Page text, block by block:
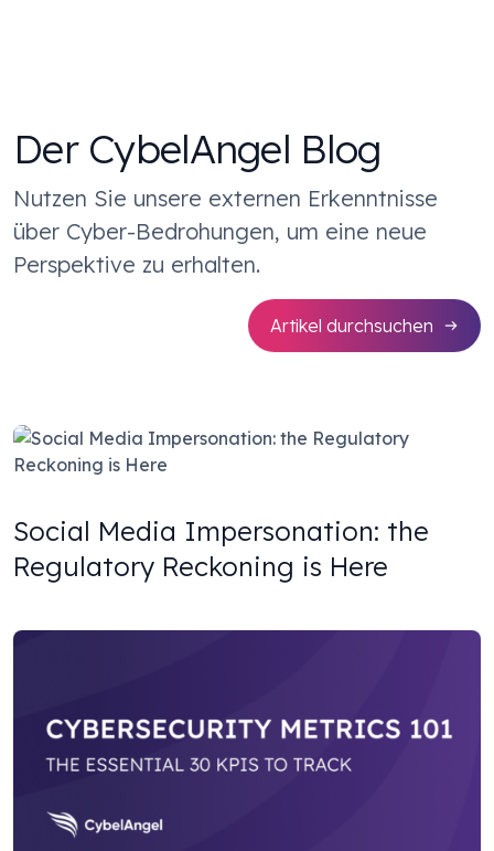
Der CybelAngel Blog
Nutzen Sie unsere externen Erkenntnisse
über Cyber-Bedrohungen, um eine neue
Perspektive zu erhalten.
Artikel durchsuchen
Social Media Impersonation: the
Regulatory Reckoning is Here